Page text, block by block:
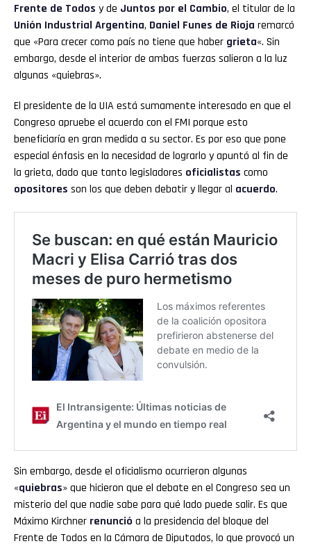
Frente de Todos y de Juntos por el Cambio, el titular de la
Unión Industrial Argentina, Daniel Funes de Rioja remarcó
que «Para crecer como país no tiene que haber grieta«. Sin
embargo, desde el interior de ambas fuerzas salieron a la luz
algunas «quiebras».
El presidente de la UIA está sumamente interesado en que el
Congreso apruebe el acuerdo con el FMI porque esto
beneficiaría en gran medida a su sector. Es por eso que pone
especial énfasis en la necesidad de lograrlo y apuntó al fin de
la grieta, dado que tanto legisladores oficialistas como
opositores son los que deben debatir y llegar al acuerdo.
Sin embargo, desde el oficialismo ocurrieron algunas
«quiebras» que hicieron que el debate en el Congreso sea un
misterio del que nadie sabe para qué lado puede salir. Es que
Máximo Kirchner renunció a la presidencia del bloque del
Frente de Todos en la Cámara de Diputados, lo que provocó un